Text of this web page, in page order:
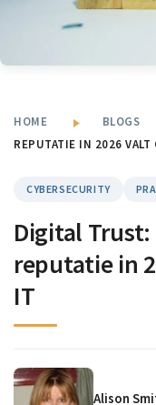
HOME BLOGS
REPUTATIE IN 2026 VALT
CYBERSECURITY
Digital
reputatie in
IT
Alison